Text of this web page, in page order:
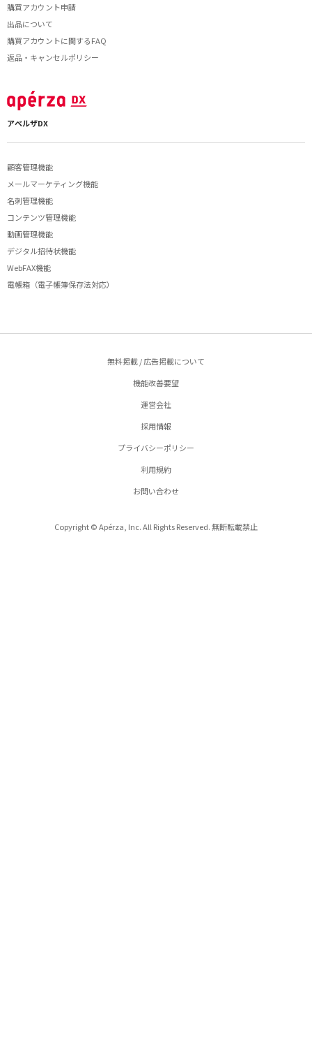
購買アカウント申請
出品について
購買アカウントに関するFAQ
返品・キャンセルポリシー
アペルザDX
顧客管理機能
メールマーケティング機能
名刺管理機能
コンテンツ管理機能
動画管理機能
デジタル招待状機能
WebFAX機能
電帳箱（電子帳簿保存法対応）
無料掲載 / 広告掲載について
機能改善要望
運営会社
採用情報
プライバシーポリシー
利用規約
お問い合わせ
Copyright © Apérza, Inc. All Rights Reserved. 無断転載禁止